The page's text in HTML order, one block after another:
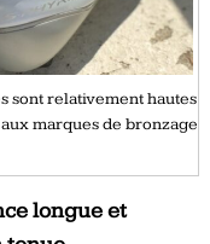
sont relativement hautes
marques de bronzage
longue et